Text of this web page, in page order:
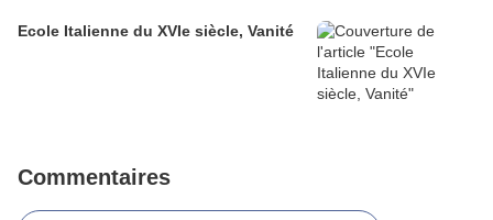
Ecole Italienne du XVIe siècle, Vanité
Commentaires